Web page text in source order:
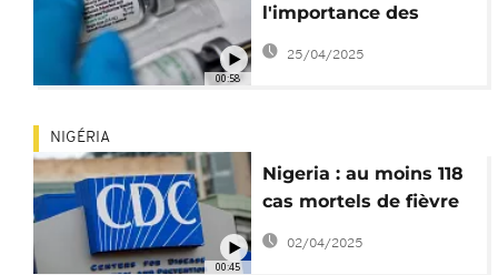
00:58
l'importance des
vaccins contre les
maladies infantiles
25/04/2025
00:45
NIGÉRIA
Nigeria : au moins 118
cas mortels de fièvre
de Lassa en 3 mois
02/04/2025